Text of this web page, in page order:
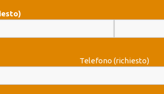
Telefono (richiesto)